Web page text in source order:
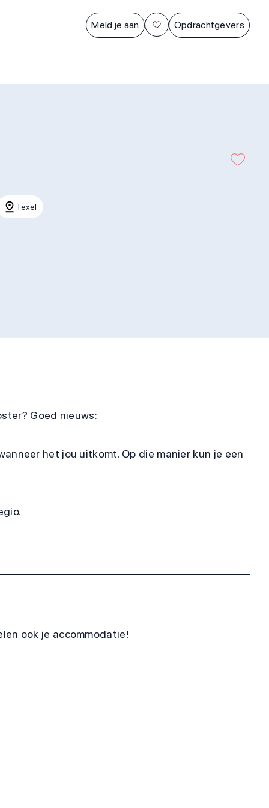
Meld je aan Opdrachtgevers
Texel
Goed nieuws:
het jou uitkomt. Op die manier kun je een
ook je accommodatie!